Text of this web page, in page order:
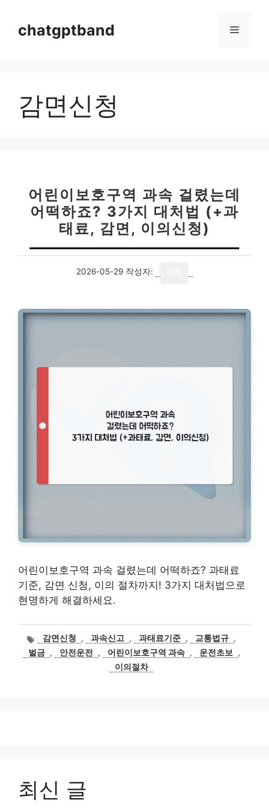
chatgptband 메
감면신청
어린이보호구역 과속 걸렸는데
어떡하죠? 3가지 대처법 (+과
태료, 감면, 이의신청)
2026-05-29 작성자:
어린이보호구역 과속 걸렸는데 어떡하죠? 과태료
기준, 감면 신청, 이의 절차까지! 3가지 대처법으로
현명하게 해결하세요.
태
그
감면신청 , 과속신고 , 과태료기준 , 교통법규 ,
벌금 , 안전운전 , 어린이보호구역 과속 , 운전초보
,
이의절차
최신 글